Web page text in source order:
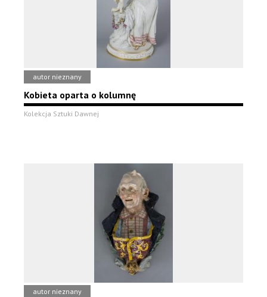
autor nieznany
Kobieta oparta o kolumnę
Kolekcja Sztuki Dawnej
autor nieznany